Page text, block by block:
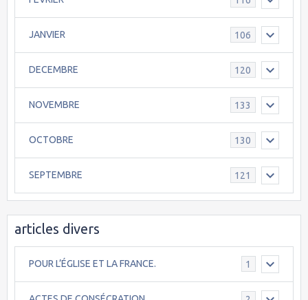
JANVIER 106
DECEMBRE 120
NOVEMBRE 133
OCTOBRE 130
SEPTEMBRE 121
articles divers
POUR L’ÉGLISE ET LA FRANCE. 1